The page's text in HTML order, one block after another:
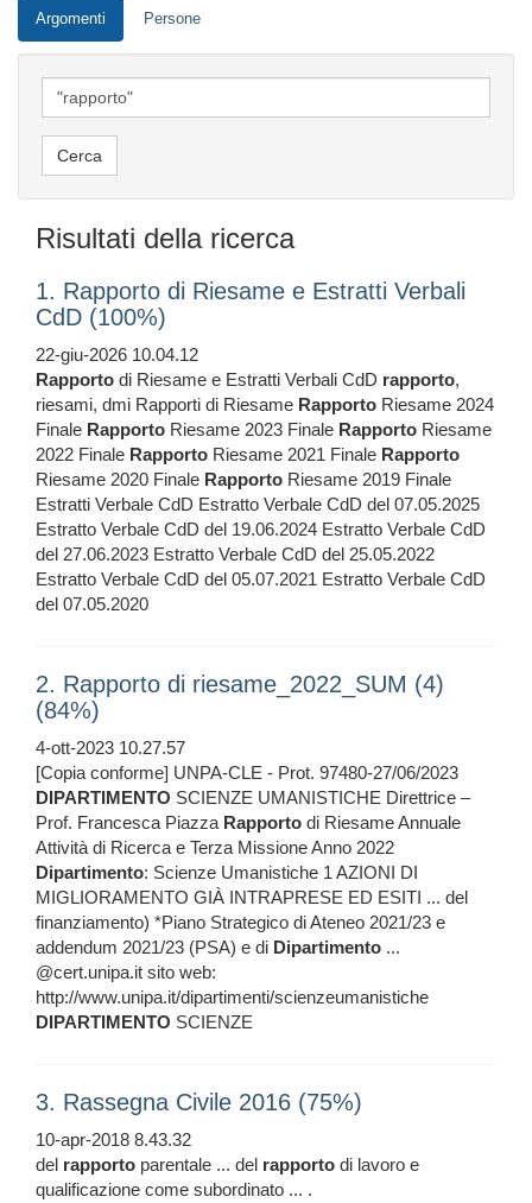
Argomenti Persone
Risultati della ricerca
1. Rapporto di Riesame e Estratti Verbali
CdD (100%)
22-giu-2026 10.04.12
Rapporto di Riesame e Estratti Verbali CdD rapporto,
riesami, dmi Rapporti di Riesame Rapporto Riesame 2024
Finale Rapporto Riesame 2023 Finale Rapporto Riesame
2022 Finale Rapporto Riesame 2021 Finale Rapporto
Riesame 2020 Finale Rapporto Riesame 2019 Finale
Estratti Verbale CdD Estratto Verbale CdD del 07.05.2025
Estratto Verbale CdD del 19.06.2024 Estratto Verbale CdD
del 27.06.2023 Estratto Verbale CdD del 25.05.2022
Estratto Verbale CdD del 05.07.2021 Estratto Verbale CdD
del 07.05.2020
2. Rapporto di riesame_2022_SUM (4)
(84%)
4-ott-2023 10.27.57
[Copia conforme] UNPA-CLE - Prot. 97480-27/06/2023
DIPARTIMENTO SCIENZE UMANISTICHE Direttrice –
Prof. Francesca Piazza Rapporto di Riesame Annuale
Attività di Ricerca e Terza Missione Anno 2022
Dipartimento: Scienze Umanistiche 1 AZIONI DI
MIGLIORAMENTO GIÀ INTRAPRESE ED ESITI ... del
finanziamento) *Piano Strategico di Ateneo 2021/23 e
addendum 2021/23 (PSA) e di Dipartimento ...
@cert.unipa.it sito web:
http://www.unipa.it/dipartimenti/scienzeumanistiche
DIPARTIMENTO SCIENZE
3. Rassegna Civile 2016 (75%)
10-apr-2018 8.43.32
del rapporto parentale ... del rapporto di lavoro e
qualificazione come subordinato ... .